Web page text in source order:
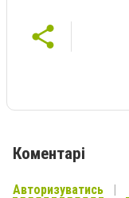
Коментарі
Авторизуватись